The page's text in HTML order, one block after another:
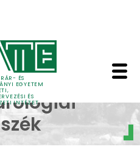
ÉS
EGYETEM
ÉS
INTÉZET
-